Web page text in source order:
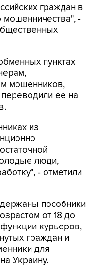
граждан в
мошенничества", -
пунктах
мошенников,
ее на
из
люди,
- отметили
пособники
от 18 до
курьеров,
граждан и
для
Украину.